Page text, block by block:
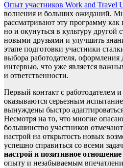
Опыт участников Work and Travel
волнения и больших ожиданий.
рассматривают эту программу как
но и окунуться в культуру другой
новыми друзьями и улучшить
этапе подготовки участники
выбора работодателя,
интервью, что уже является
и ответственности.
Первый контакт с работодателем и
оказываются серьезным
вынуждены быстро
Несмотря на то, что многие
большинство участников
настрой на открытость новых
успешно справиться со всеми
настрой и позитивное отношение
опыту и незабываемым